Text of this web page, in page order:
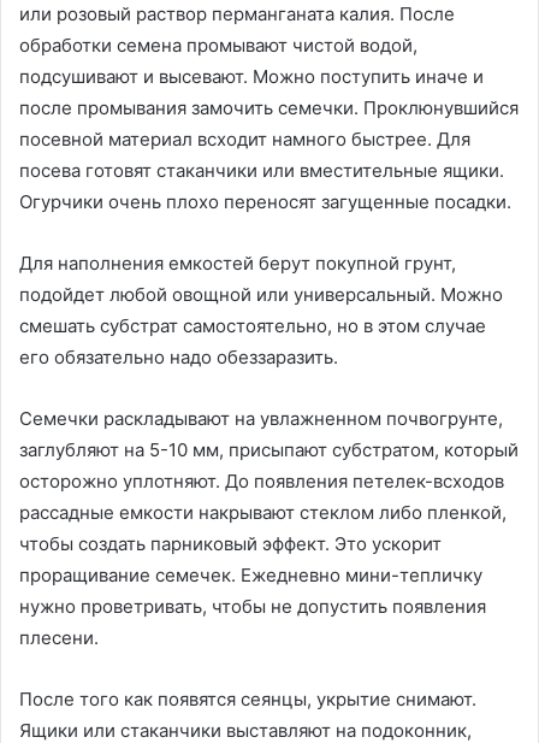
или розовый раствор перманганата калия. После
обработки семена промывают чистой водой,
подсушивают и высевают. Можно поступить иначе и
после промывания замочить семечки. Проклюнувшийся
посевной материал всходит намного быстрее. Для
посева готовят стаканчики или вместительные ящики.
Огурчики очень плохо переносят загущенные посадки.
Для наполнения емкостей берут покупной грунт,
подойдет любой овощной или универсальный. Можно
смешать субстрат самостоятельно, но в этом случае
его обязательно надо обеззаразить.
Семечки раскладывают на увлажненном почвогрунте,
заглубляют на 5-10 мм, присыпают субстратом, который
осторожно уплотняют. До появления петелек-всходов
рассадные емкости накрывают стеклом либо пленкой,
чтобы создать парниковый эффект. Это ускорит
проращивание семечек. Ежедневно мини-тепличку
нужно проветривать, чтобы не допустить появления
плесени.
После того как появятся сеянцы, укрытие снимают.
Ящики или стаканчики выставляют на подоконник,